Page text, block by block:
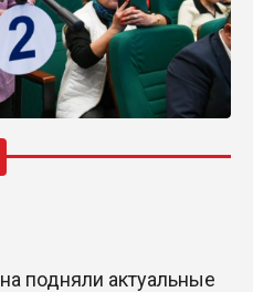
клип с красивой
песню
на улицы Астаны
подняли актуальные